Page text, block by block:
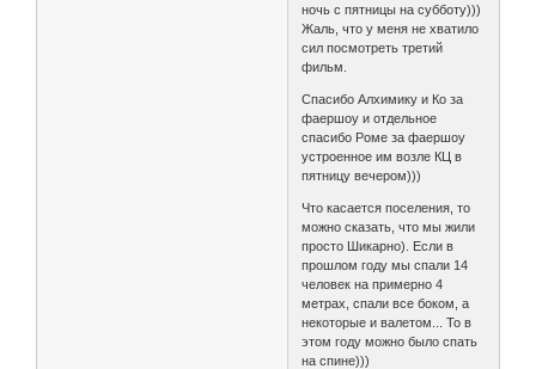
ночь с пятницы на субботу)))
Жаль, что у меня не хватило
сил посмотреть третий
фильм.
Спасибо Алхимику и Ко за
фаершоу и отдельное
спасибо Роме за фаершоу
устроенное им возле КЦ в
пятницу вечером)))
Что касается поселения, то
можно сказать, что мы жили
просто Шикарно). Если в
прошлом году мы спали 14
человек на примерно 4
метрах, спали все боком, а
некоторые и валетом... То в
этом году можно было спать
на спине)))